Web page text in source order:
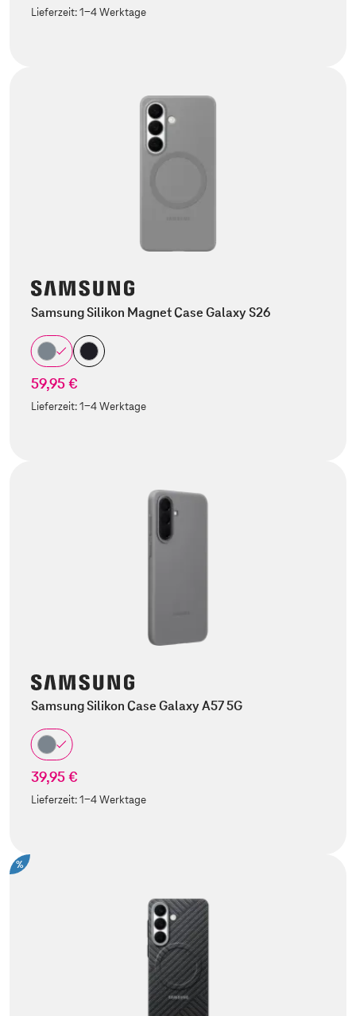
Lieferzeit:1-4 Werktage
Samsung Silikon Magnet Case Galaxy S26
59,95 €
Lieferzeit:1-4 Werktage
Samsung Silikon Case Galaxy A57 5G
39,95 €
Lieferzeit:1-4 Werktage
%